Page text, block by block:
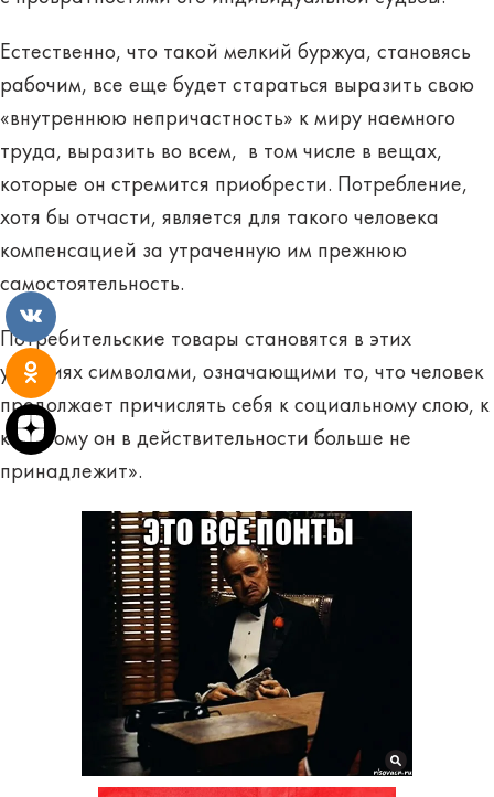
Естественно, что такой мелкий буржуа, становясь
рабочим, все еще будет стараться выразить свою
«внутреннюю непричастность» к миру наемного
труда, выразить во всем, в том числе в вещах,
которые он стремится приобрести. Потребление,
хотя бы отчасти, является для такого человека
компенсацией за утраченную им прежнюю
самостоятельность.
Потребительские товары становятся в этих
условиях символами, означающими то, что человек
продолжает причислять себя к социальному слою, к
которому он в действительности больше не
принадлежит».